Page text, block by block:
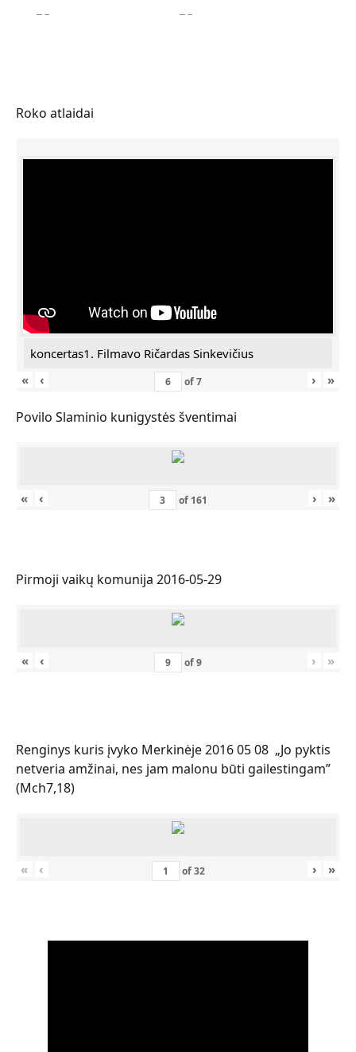
Roko atlaidai
koncertas1. Filmavo Ričardas Sinkevičius
«
‹ of7 › »
Povilo Slaminio kunigystės šventimai
« ‹ of 161 › »
Pirmoji vaikų komunija 2016-05-29
« ‹ of9 › »
Renginys kuris įvyko Merkinėje 2016 05 08 „Jo pyktis
netveria amžinai, nes jam malonu būti gailestingam”
(Mch7,18)
« ‹ of32 › »